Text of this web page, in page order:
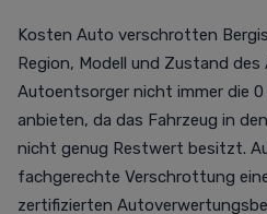
Kosten Auto verschrotten
Region, Modell und Zustand
Autoentsorger nicht immer die
anbieten, da das Fahrzeug in
nicht genug Restwert besitzt.
fachgerechte Verschrottung
zertifizierten